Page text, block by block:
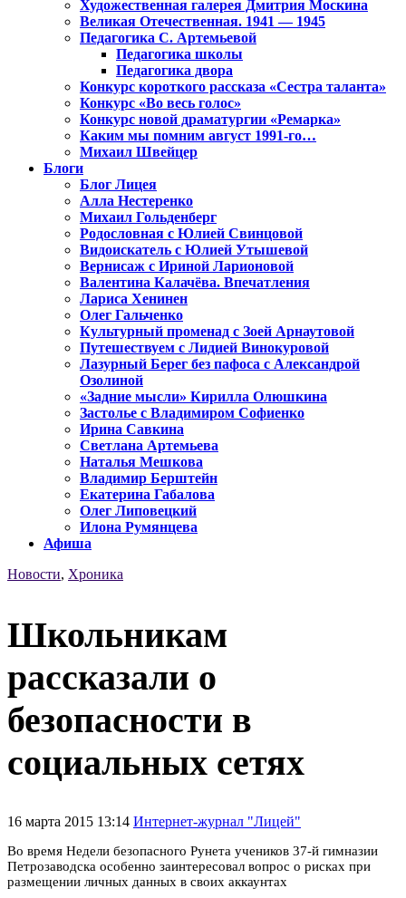
Художественная галерея Дмитрия Москина
Великая Отечественная. 1941 — 1945
Педагогика С. Артемьевой
Педагогика школы
Педагогика двора
Конкурс короткого рассказа «Сестра таланта»
Конкурс «Во весь голос»
Конкурс новой драматургии «Ремарка»
Каким мы помним август 1991-го…
Михаил Швейцер
Блоги
Блог Лицея
Алла Нестеренко
Михаил Гольденберг
Родословная с Юлией Свинцовой
Видоискатель с Юлией Утышевой
Вернисаж с Ириной Ларионовой
Валентина Калачёва. Впечатления
Лариса Хенинен
Олег Гальченко
Культурный променад с Зоей Арнаутовой
Путешествуем с Лидией Винокуровой
Лазурный Берег без пафоса с Александрой
Озолиной
«Задние мысли» Кирилла Олюшкина
Застолье с Владимиром Софиенко
Ирина Савкина
Светлана Артемьева
Наталья Мешкова
Владимир Берштейн
Екатерина Габалова
Олег Липовецкий
Илона Румянцева
Афиша
Новости, Хроника
Школьникам
рассказали о
безопасности в
социальных сетях
16 марта 2015 13:14 Интернет-журнал "Лицей"
Во время Недели безопасного Рунета учеников 37-й гимназии
Петрозаводска особенно заинтересовал вопрос о рисках при
размещении личных данных в своих аккаунтах